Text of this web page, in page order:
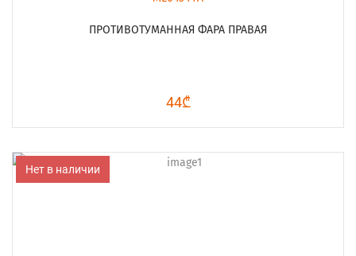
ПРОТИВОТУМАННАЯ ФАРА ПРАВАЯ
44₾
Нет в наличии